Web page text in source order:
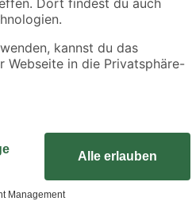
rissiger Haut führen. Achtung!
Darf nicht in die Hände von
Flamme oder andere
Vor Sonnenbestrahlung
Problemstoffsammelstelle